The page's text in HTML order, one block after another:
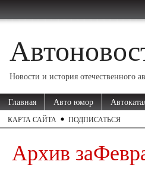
Новости и история отечественного
Главная Авто юмор
КАРТА САЙТА ПОДПИСАТЬСЯ
Архив